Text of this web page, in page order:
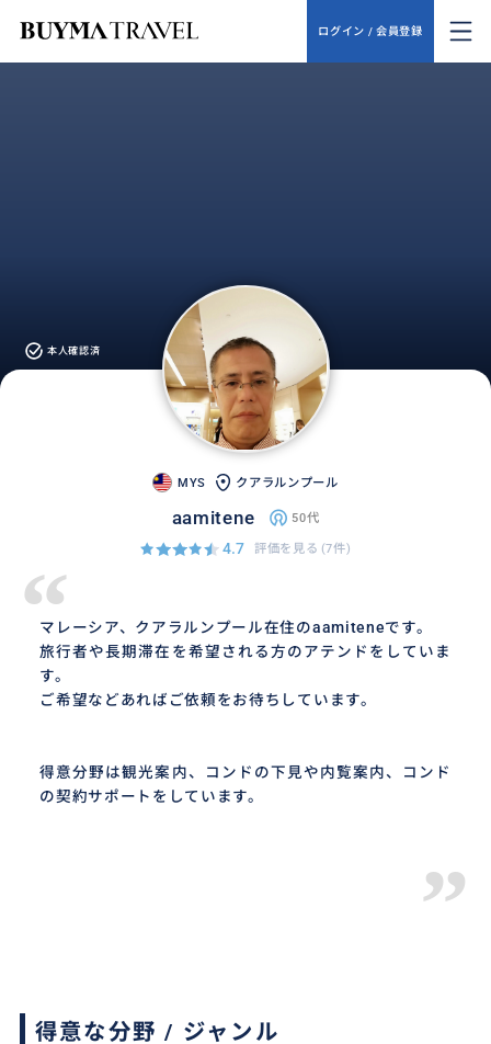
ログイン / 会員登録
本人確認済
MYS クアラルンプール
aamitene 50代
4.7 評価を見る (7件)
“
マレーシア、クアラルンプール在住のaamiteneです。
旅行者や長期滞在を希望される方のアテンドをしていま
す。
ご希望などあればご依頼をお待ちしています。
得意分野は観光案内、コンドの下見や内覧案内、コンド
の契約サポートをしています。
”
得意な分野 / ジャンル